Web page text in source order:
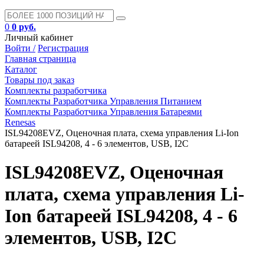
0 0 руб.
Личный кабинет
Войти / Регистрация
Главная страница
Каталог
Товары под заказ
Комплекты разработчика
Комплекты Разработчика Управления Питанием
Комплекты Разработчика Управления Батареями
Renesas
ISL94208EVZ, Оценочная плата, схема управления Li-Ion
батареей ISL94208, 4 - 6 элементов, USB, I2C
ISL94208EVZ, Оценочная
плата, схема управления Li-
Ion батареей ISL94208, 4 - 6
элементов, USB, I2C